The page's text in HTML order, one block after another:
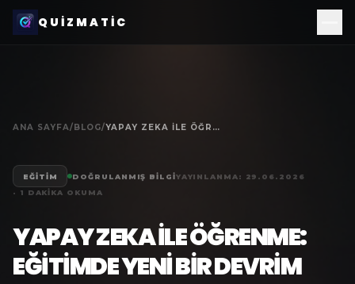
QUIZMATIC
ANA SAYFA/BLOG/ YAPAY ZEKA ILE ÖĞRENME: EĞITIMDE YENI BIR DEVRIM
EĞITIM DOĞRULANMIŞ BILGIYAYINLANMA:
29.06.2026
·
1 DAKIKA OKUMA
YAPAY ZEKA ILE ÖĞRENME:
EĞITIMDE YENI BIR DEVRIM